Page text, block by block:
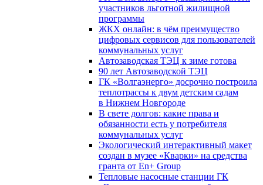
участников льготной жилищной
программы
ЖКХ онлайн: в чём преимущество
цифровых сервисов для пользователей
коммунальных услуг
Автозаводская ТЭЦ к зиме готова
90 лет Автозаводской ТЭЦ
ГК «Волгаэнерго» досрочно построила
теплотрассы к двум детским садам
в Нижнем Новгороде
В свете долгов: какие права и
обязанности есть у потребителя
коммунальных услуг
Экологический интерактивный макет
создан в музее «Кварки» на средства
гранта от En+ Group
Тепловые насосные станции ГК